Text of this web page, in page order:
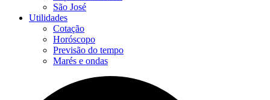
São José
Utilidades
Cotação
Horóscopo
Previsão do tempo
Marés e ondas